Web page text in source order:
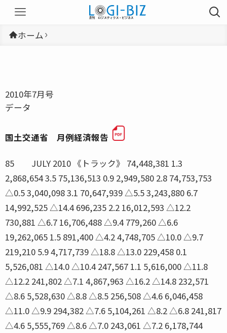
ホーム
2010年7月号
データ
国土交通省 月例経済報告
85 JULY 2010 《トラック》 74,448,381 1.3
2,868,654 3.5 75,136,513 0.9 2,949,580 2.8 74,753,753
△0.5 3,040,098 3.1 70,647,939 △5.5 3,243,880 6.7
14,992,525 △14.4 696,235 2.2 16,012,593 △12.2
730,881 △6.7 16,706,488 △9.4 779,260 △6.6
19,262,065 1.5 891,400 △4.2 4,748,705 △10.0 △9.7
219,210 5.9 4,717,739 △18.8 △13.0 229,458 0.1
5,526,081 △14.0 △10.4 247,567 1.1 5,616,000 △11.8
△12.2 241,802 △7.1 4,867,963 △16.2 △14.8 232,571
△8.6 5,528,630 △8.8 △8.5 256,508 △4.6 6,046,458
△11.0 △9.9 294,382 △7.6 5,104,261 △8.2 △6.8 241,817
△4.6 5,555,769 △8.6 △7.0 243,061 △7.2 6,178,744